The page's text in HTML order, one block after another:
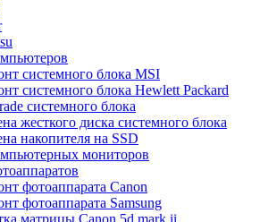
системного блока MSI
системного блока Hewlett Packard
системного блока
жесткого диска системного блока
накопителя на SSD
мониторов
фотоаппарата Canon
фотоаппарата Samsung
матрицы Canon 5d mark ii